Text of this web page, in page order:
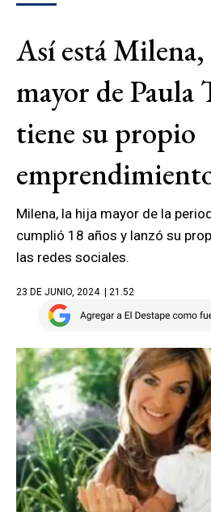
Así está
mayor de Paula
tiene su propio
Milena, la hija mayor de la
cumplió 18 años y lanzó su
las redes sociales.
23 DE JUNIO, 2024 | 21.52